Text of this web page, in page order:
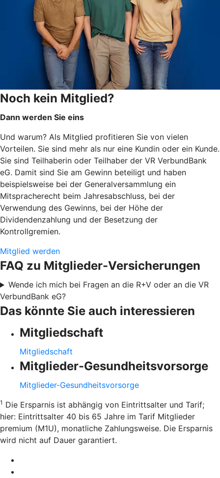
Noch kein Mitglied?
Dann werden Sie eins
Und warum? Als Mitglied profitieren Sie von vielen
Vorteilen. Sie sind mehr als nur eine Kundin oder ein Kunde.
Sie sind Teilhaberin oder Teilhaber der VR VerbundBank
eG. Damit sind Sie am Gewinn beteiligt und haben
beispielsweise bei der Generalversammlung ein
Mitspracherecht beim Jahresabschluss, bei der
Verwendung des Gewinns, bei der Höhe der
Dividendenzahlung und der Besetzung der
Kontrollgremien.
Mitglied werden
FAQ zu Mitglieder-Versicherungen
Wende ich mich bei Fragen an die R+V oder an die VR
VerbundBank eG?
Das könnte Sie auch interessieren
Mitgliedschaft
Mitgliedschaft
Mitglieder-Gesundheitsvorsorge
Mitglieder-Gesundheitsvorsorge
1 Die Ersparnis ist abhängig von Eintrittsalter und Tarif;
hier: Eintrittsalter 40 bis 65 Jahre im Tarif Mitglieder
premium (M1U), monatliche Zahlungsweise. Die Ersparnis
wird nicht auf Dauer garantiert.